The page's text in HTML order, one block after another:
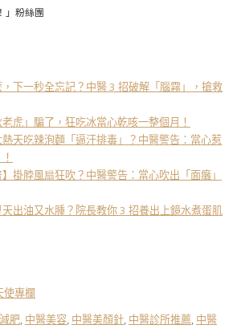
」粉絲團
，下一秒全忘記？中醫 3 招破解「腦霧」，搶救
虎」騙了，狂吃冰當心乾咳一整個月！
熱天吃辣泡麵「逼汗排毒」？中醫警告：當心惹
】掛脖風扇狂吹？中醫警告：當心吹出「面癱」
天出油又水腫？院長教你 3 招養出上鏡水煮蛋肌
使專欄
肥, 中醫美容, 中醫美顏針, 中醫診所推薦, 中醫